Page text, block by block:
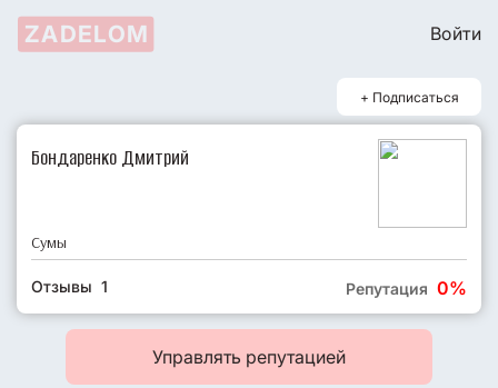
ZADELOM Войти
+ Подписаться
Бондаренко Дмитрий
Сумы
Репутация 0%
Отзывы 1
Управлять репутацией